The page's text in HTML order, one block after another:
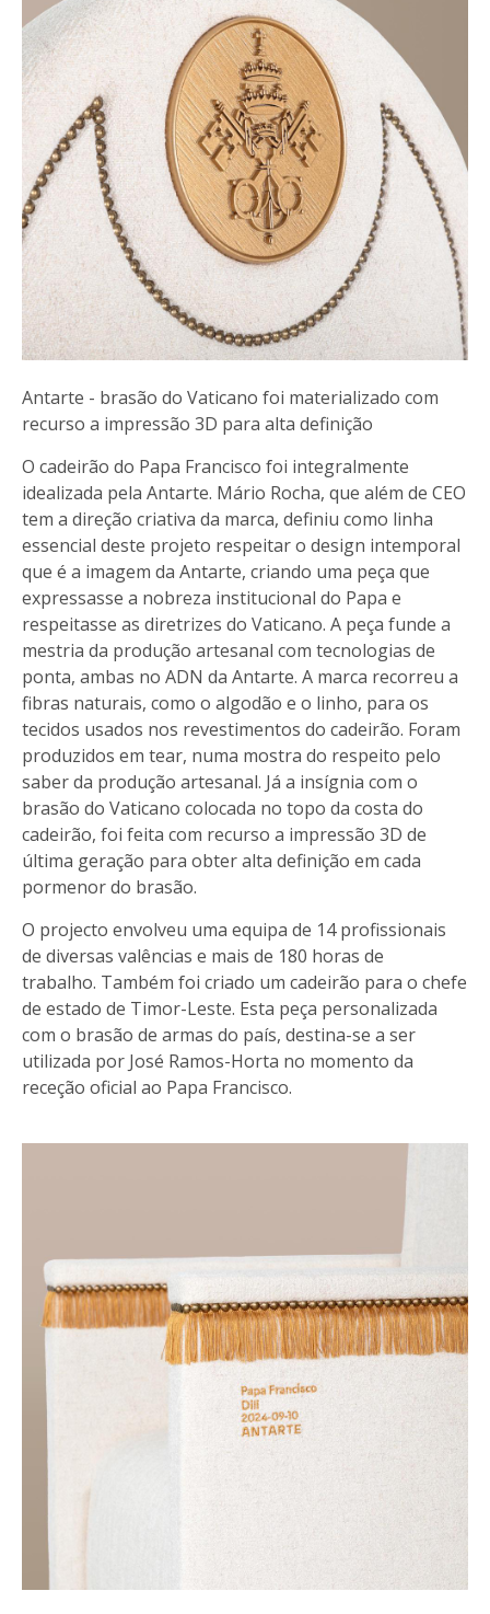
Antarte - brasão do Vaticano foi materializado com
recurso a impressão 3D para alta definição
O cadeirão do Papa Francisco foi integralmente
idealizada pela Antarte. Mário Rocha, que além de CEO
tem a direção criativa da marca, definiu como linha
essencial deste projeto respeitar o design intemporal
que é a imagem da Antarte, criando uma peça que
expressasse a nobreza institucional do Papa e
respeitasse as diretrizes do Vaticano. A peça funde a
mestria da produção artesanal com tecnologias de
ponta, ambas no ADN da Antarte. A marca recorreu a
fibras naturais, como o algodão e o linho, para os
tecidos usados nos revestimentos do cadeirão. Foram
produzidos em tear, numa mostra do respeito pelo
saber da produção artesanal. Já a insígnia com o
brasão do Vaticano colocada no topo da costa do
cadeirão, foi feita com recurso a impressão 3D de
última geração para obter alta definição em cada
pormenor do brasão.
O projecto envolveu uma equipa de 14 profissionais
de diversas valências e mais de 180 horas de
trabalho. Também foi criado um cadeirão para o chefe
de estado de Timor-Leste. Esta peça personalizada
com o brasão de armas do país, destina-se a ser
utilizada por José Ramos-Horta no momento da
receção oficial ao Papa Francisco.